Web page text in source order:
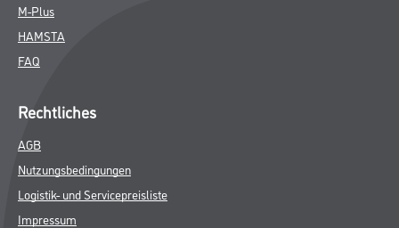
M-Plus
HAMSTA
FAQ
Rechtliches
AGB
Nutzungsbedingungen
Logistik- und Servicepreisliste
Impressum